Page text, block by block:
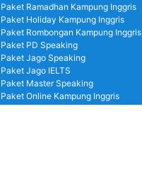
Paket Ramadhan Kampung Inggris
Paket Holiday Kampung Inggris
Paket Rombongan Kampung Inggris
Paket PD Speaking
Paket Jago Speaking
Paket Jago IELTS
Paket Master Speaking
Paket Online Kampung Inggris
Blog